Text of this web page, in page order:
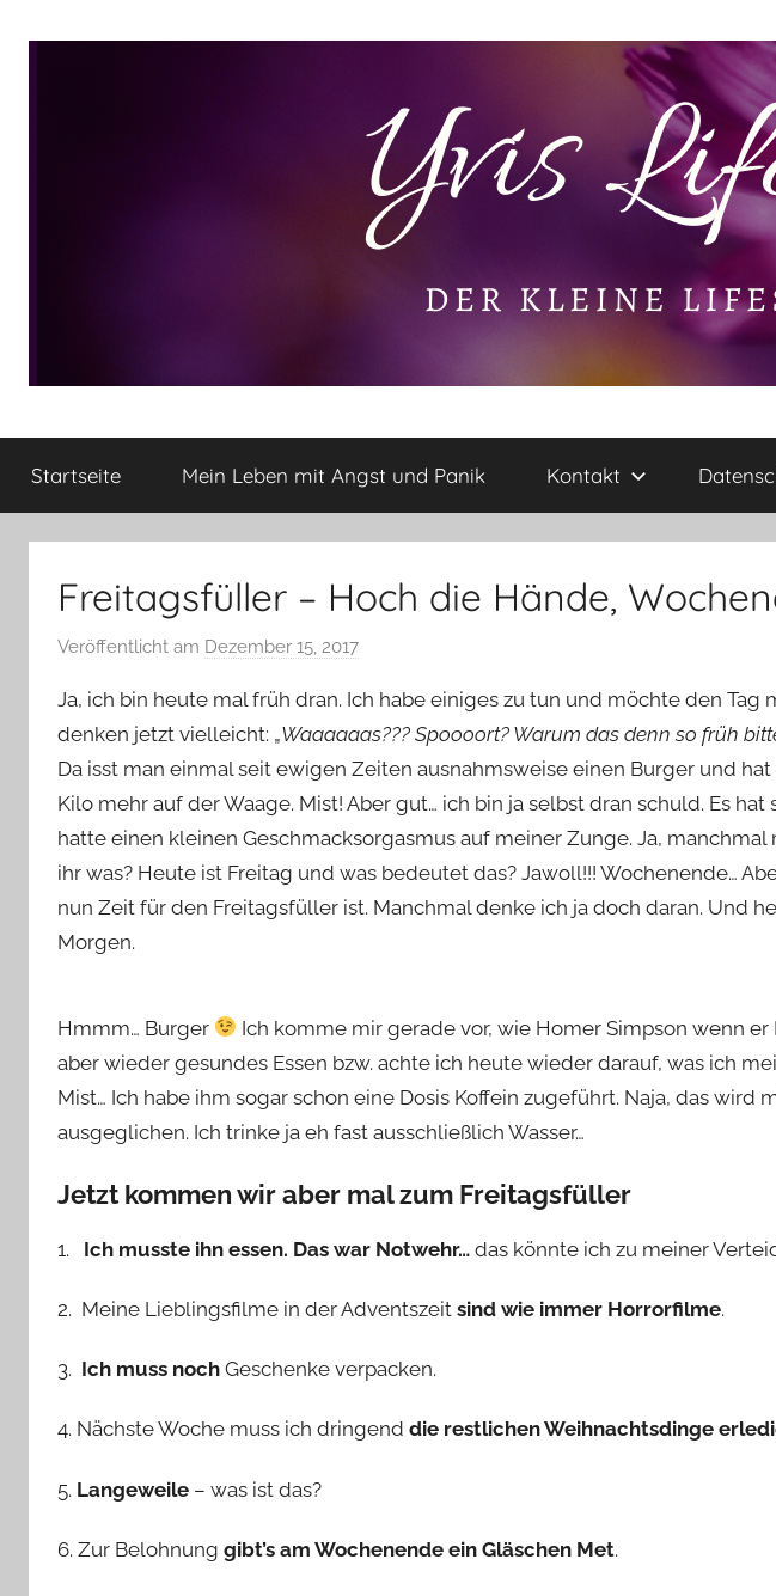
Yvis
Lifestyle
kleine
Lifestyle
Rezensionen,
vieles
mehr
Startseite Mein Leben mit Angst und Panik Kontakt
Freitagsfüller – Hoch die Hände,
Veröffentlicht am Dezember 15, 2017
n
Y
v
o
n
n
e
Ja, ich bin heute mal früh dran. Ich habe einiges zu tun und möchte den Tag
denken jetzt vielleicht: „Waaaaaas??? Spoooort? Warum das denn so früh
Da isst man einmal seit ewigen Zeiten ausnahmsweise einen Burger und hat
Kilo mehr auf der Waage. Mist! Aber gut… ich bin ja selbst dran schuld. Es
hatte einen kleinen Geschmacksorgasmus auf meiner Zunge. Ja, manchmal
ihr was? Heute ist Freitag und was bedeutet das? Jawoll!!! Wochenende…
nun Zeit für den Freitagsfüller ist. Manchmal denke ich ja doch daran. Und
Morgen.
Hmmm… Burger
Ich komme mir gerade vor, wie Homer Simpson wenn
aber wieder gesundes Essen bzw. achte ich heute wieder darauf, was ich
Mist… Ich habe ihm sogar schon eine Dosis Koffein zugeführt. Naja, das wird
ausgeglichen. Ich trinke ja eh fast ausschließlich Wasser…
Jetzt kommen wir aber mal zum Freitagsfüller
1. Ich musste ihn essen. Das war Notwehr… das könnte ich zu meiner
2. Meine Lieblingsfilme in der Adventszeit sind wie immer Horrorfilme.
3. Ich muss noch Geschenke verpacken.
4. Nächste Woche muss ich dringend die restlichen Weihnachtsdinge
5. Langeweile – was ist das?
6. Zur Belohnung gibt’s am Wochenende ein Gläschen Met.